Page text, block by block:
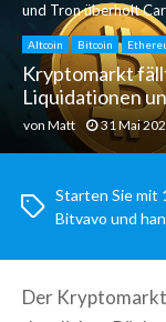
und Tron überholt
Altcoin Bitcoin
Kryptomarkt
Liquidationen
von Matt 31 Mai
Starten Sie mit
Bitvavo und
Der Kryptomarkt